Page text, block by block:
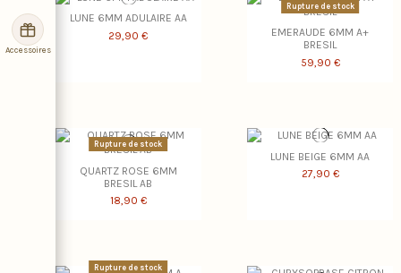
Accessoires
LUNE 6MM ADULAIRE AA
29,90 €
Rupture de stock
EMERAUDE 6MM A+
BRESIL
59,90 €
Rupture de stock
QUARTZ ROSE 6MM
BRESIL AB
18,90 €
LUNE BEIGE 6MM AA
27,90 €
Rupture de stock